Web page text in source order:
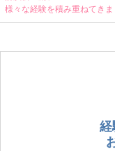
様々な経験を積み重ねてきま